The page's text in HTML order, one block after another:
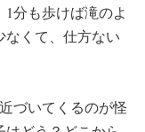
分も歩けば滝のよ
なくて、仕方ない
づいてくるのが怪